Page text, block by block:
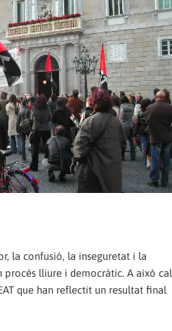
la confusió, la inseguretat i la
lliure i democràtic. A això cal
que han reflectit un resultat final